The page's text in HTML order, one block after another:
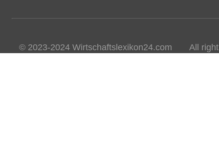
© 2023-2024 Wirtschaftslexikon24.com All